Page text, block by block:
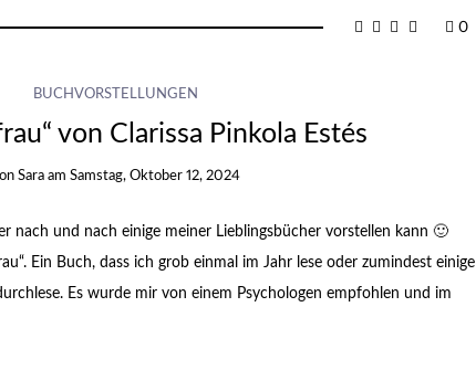
0
BUCHVORSTELLUNGEN
von Clarissa Pinkola Estés
Sara am Samstag, Oktober 12, 2024
nach und nach einige meiner Lieblingsbücher vorstellen kann 🙂
Ein Buch, dass ich grob einmal im Jahr lese oder zumindest einige
Es wurde mir von einem Psychologen empfohlen und im